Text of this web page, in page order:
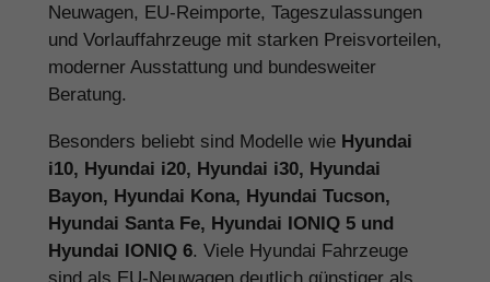
Neuwagen, EU-Reimporte, Tageszulassungen
und Vorlauffahrzeuge mit starken Preisvorteilen,
moderner Ausstattung und bundesweiter
Beratung.
Besonders beliebt sind Modelle wie Hyundai
i10, Hyundai i20, Hyundai i30, Hyundai
Bayon, Hyundai Kona, Hyundai Tucson,
Hyundai Santa Fe, Hyundai IONIQ 5 und
Hyundai IONIQ 6. Viele Hyundai Fahrzeuge